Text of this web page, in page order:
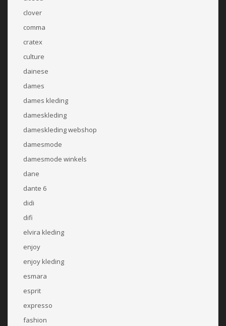
clover
comma
cratex
culture
dainese
dames
dames kleding
dameskleding
dameskleding webshop
damesmode
damesmode winkels
dane
dante 6
didi
difi
elvira kleding
enjoy
enjoy kleding
esmara
esprit
expresso
fashion